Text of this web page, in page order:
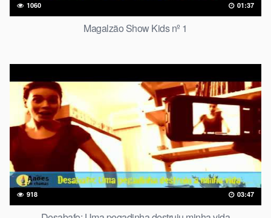
1060 01:37
Magalzão Show Kids nº 1
918 03:47